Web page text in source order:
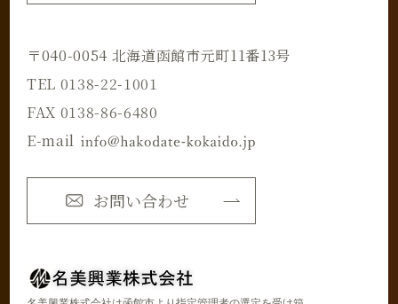
〒040-0054 北海道函館市元町11番13号
TEL 0138-22-1001
FAX 0138-86-6480
E-mail
お問い合わせ